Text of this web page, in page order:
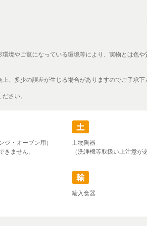
境やご覧になっている環境等により、実物とは色や
、多少の誤差が生じる場合がありますのでご了承下
さい。
ジ・オーブン用）
きません。
土物陶器
（洗浄機等取扱い上注意が
輸入食器